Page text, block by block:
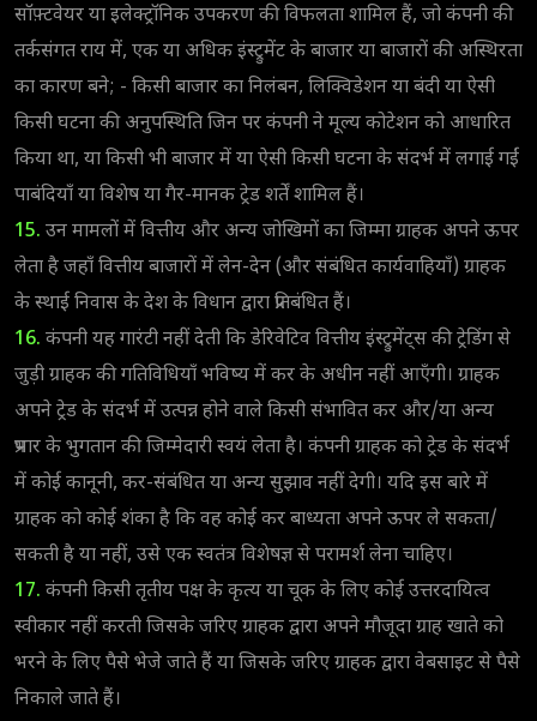
सॉफ़्टवेयर या इलेक्ट्रॉनिक उपकरण की विफलता शामिल हैं, जो कंपनी की
तर्कसंगत राय में, एक या अधिक इंस्ट्रुमेंट के बाजार या बाजारों की अस्थिरता
का कारण बने; - किसी बाजार का निलंबन, लिक्विडेशन या बंदी या ऐसी
किसी घटना की अनुपस्थिति जिन पर कंपनी ने मूल्य कोटेशन को आधारित
किया था, या किसी भी बाजार में या ऐसी किसी घटना के संदर्भ में लगाई गईं
पाबंदियाँ या विशेष या गैर-मानक ट्रेड शर्तें शामिल हैं।
15. उन मामलों में वित्तीय और अन्य जोखिमों का जिम्मा ग्राहक अपने ऊपर
लेता है जहाँ वित्तीय बाजारों में लेन-देन (और संबंधित कार्यवाहियाँ) ग्राहक
के स्थाई निवास के देश के विधान द्वारा प्रतिबंधित हैं।
16. कंपनी यह गारंटी नहीं देती कि डेरिवेटिव वित्तीय इंस्ट्रुमेंट्स की ट्रेडिंग से
जुड़ी ग्राहक की गतिविधियाँ भविष्य में कर के अधीन नहीं आएँगी। ग्राहक
अपने ट्रेड के संदर्भ में उत्पन्न होने वाले किसी संभावित कर और/या अन्य
प्रभार के भुगतान की जिम्मेदारी स्वयं लेता है। कंपनी ग्राहक को ट्रेड के संदर्भ
में कोई कानूनी, कर-संबंधित या अन्य सुझाव नहीं देगी। यदि इस बारे में
ग्राहक को कोई शंका है कि वह कोई कर बाध्यता अपने ऊपर ले सकता/
सकती है या नहीं, उसे एक स्वतंत्र विशेषज्ञ से परामर्श लेना चाहिए।
17. कंपनी किसी तृतीय पक्ष के कृत्य या चूक के लिए कोई उत्तरदायित्व
स्वीकार नहीं करती जिसके जरिए ग्राहक द्वारा अपने मौजूदा ग्राह खाते को
भरने के लिए पैसे भेजे जाते हैं या जिसके जरिए ग्राहक द्वारा वेबसाइट से पैसे
निकाले जाते हैं।